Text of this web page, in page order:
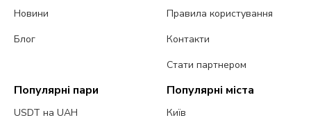
Новини
Блог
Правила користування
Контакти
Стати партнером
Популярні пари
USDT на UAH
Популярні міста
Київ